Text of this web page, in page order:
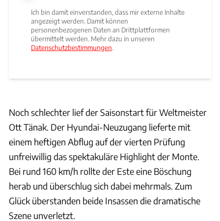
Ich bin damit einverstanden, dass mir externe Inhalte
angezeigt werden. Damit können
personenbezogenen Daten an Drittplattformen
übermittelt werden. Mehr dazu in unseren
Datenschutzbestimmungen.
Noch schlechter lief der Saisonstart für Weltmeister
Ott Tänak. Der Hyundai-Neuzugang lieferte mit
einem heftigen Abflug auf der vierten Prüfung
unfreiwillig das spektakuläre Highlight der Monte.
Bei rund 160 km/h rollte der Este eine Böschung
herab und überschlug sich dabei mehrmals. Zum
Glück überstanden beide Insassen die dramatische
Szene unverletzt.